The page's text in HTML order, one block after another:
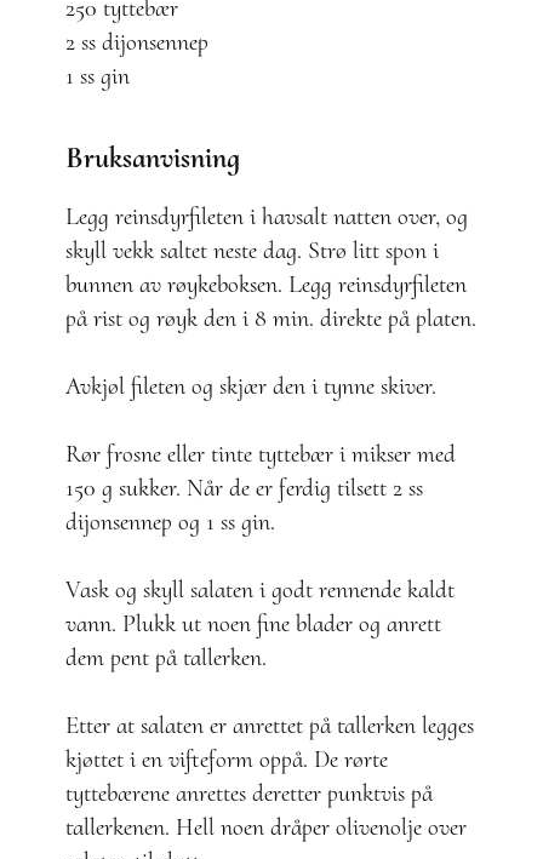
250 tyttebær
2 ss dijonsennep
1 ss gin
Bruksanvisning
Legg reinsdyrfileten i havsalt natten over, og
skyll vekk saltet neste dag. Strø litt spon i
bunnen av røykeboksen. Legg reinsdyrfileten
på rist og røyk den i 8 min. direkte på platen.
Avkjøl fileten og skjær den i tynne skiver.
Rør frosne eller tinte tyttebær i mikser med
150 g sukker. Når de er ferdig tilsett 2 ss
dijonsennep og 1 ss gin.
Vask og skyll salaten i godt rennende kaldt
vann. Plukk ut noen fine blader og anrett
dem pent på tallerken.
Etter at salaten er anrettet på tallerken legges
kjøttet i en vifteform oppå. De rørte
tyttebærene anrettes deretter punktvis på
tallerkenen. Hell noen dråper olivenolje over